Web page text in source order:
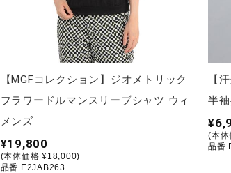
【MGFコレクション】ジオメトリック
フラワードルマンスリーブシャツ ウィ
メンズ
¥19,800
(本体価格 ¥18,000)
品番 E2JAB263
【
半
(本
品番